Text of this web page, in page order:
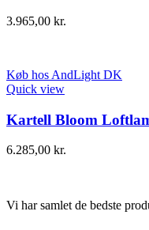
3.965,00 kr.
Køb hos AndLight DK
Quick view
Kartell Bloom
6.285,00 kr.
Vi har samlet de bedste